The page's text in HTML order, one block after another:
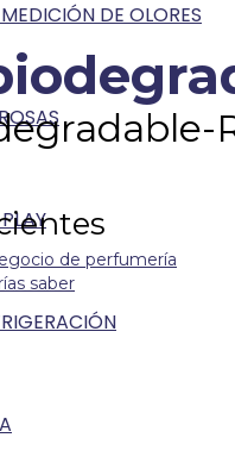
DE OLORES